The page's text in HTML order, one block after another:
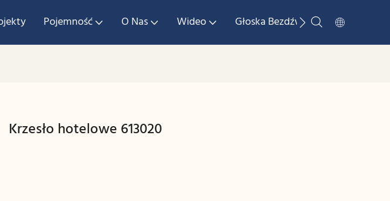
Pojemność O Nas Wideo Głoska Bezdźwięczna
Krzesło hotelowe 613020